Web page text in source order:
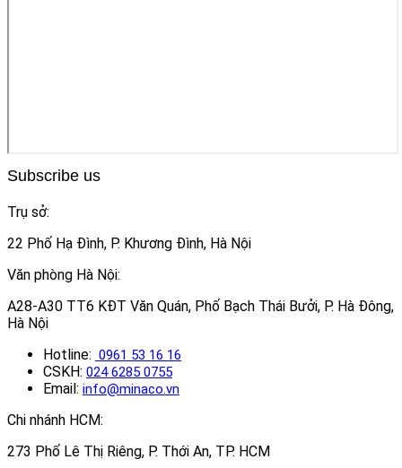
Subscribe us
Trụ sở:
22 Phố Hạ Đình, P. Khương Đình, Hà Nội
Văn phòng Hà Nội:
A28-A30 TT6 KĐT Văn Quán, Phố Bạch Thái Bưởi, P. Hà Đông,
Hà Nội
Hotline: 0961 53 16 16
CSKH: 024 6285 0755
Email: info@minaco.vn
Chi nhánh HCM:
273 Phố Lê Thị Riêng, P. Thới An, TP. HCM